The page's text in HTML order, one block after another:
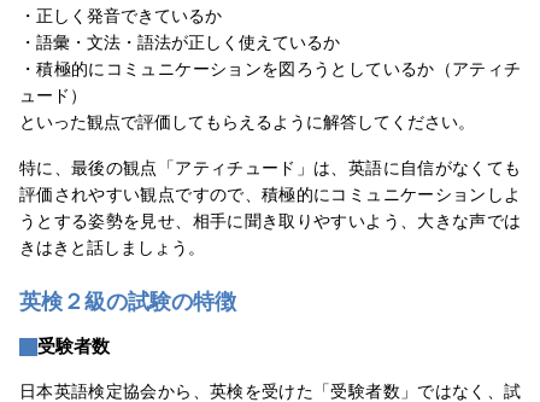
・正しく発音できているか
・語彙・文法・語法が正しく使えているか
・積極的にコミュニケーションを図ろうとしているか（アティチ
ュード）
といった観点で評価してもらえるように解答してください。
特に、最後の観点「アティチュード」は、英語に自信がなくても
評価されやすい観点ですので、積極的にコミュニケーションしよ
うとする姿勢を見せ、相手に聞き取りやすいよう、大きな声では
きはきと話しましょう。
英検２級の試験の特徴
受験者数
日本英語検定協会から、英検を受けた「受験者数」ではなく、試